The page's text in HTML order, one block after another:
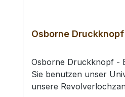
Osborne
Osborne Druckknopf -
Sie benutzen unser
unsere